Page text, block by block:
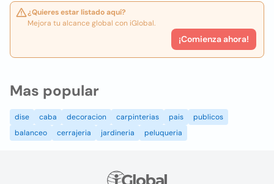
¿Quieres estar listado aquí?
Mejora tu alcance global con iGlobal.
¡Comienza ahora!
Mas popular
dise caba decoracion carpinterias pais
publicos
balanceo
cerrajeria jardineria peluqueria